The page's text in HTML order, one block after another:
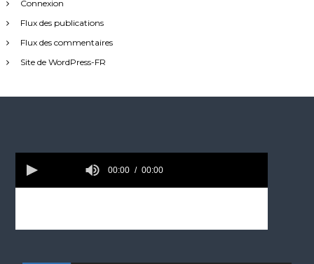
Connexion
Flux des publications
Flux des commentaires
Site de WordPress-FR